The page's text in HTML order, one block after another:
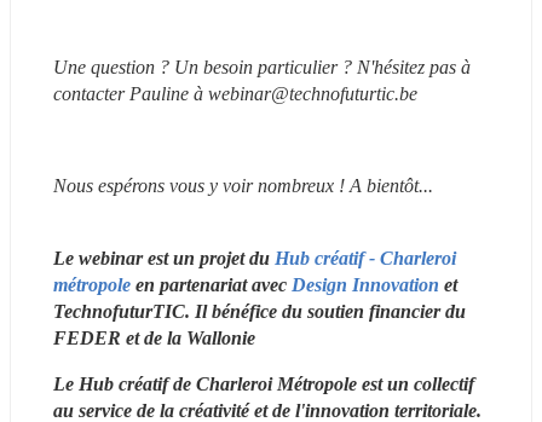
Une question ? Un besoin particulier ? N'hésitez pas à
contacter Pauline à webinar@technofuturtic.be
Nous espérons vous y voir nombreux ! A bientôt...
Le webinar est un projet du Hub créatif - Charleroi
métropole en partenariat avec Design Innovation et
TechnofuturTIC. Il bénéfice du soutien financier du
FEDER et de la Wallonie
Le Hub créatif de Charleroi Métropole est un collectif
au service de la créativité et de l'innovation territoriale.